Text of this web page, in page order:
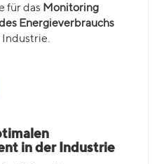
für das Monitoring
Energieverbrauchs
Industrie.
in der Industrie